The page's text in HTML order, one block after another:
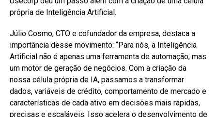
própria de Inteligência Artificial.
Júlio Cosmo, CTO e cofundador da empresa, destaca a
importância desse movimento: “Para nós, a Inteligência
Artificial não é apenas uma ferramenta de automação, mas
um motor de geração de negócios. Com a criação da
nossa célula própria de IA, passamos a transformar
dados, variáveis de crédito, comportamento de mercado e
características de cada ativo em decisões mais rápidas,
precisas e escaláveis. Isso acelera o desenvolvimento de